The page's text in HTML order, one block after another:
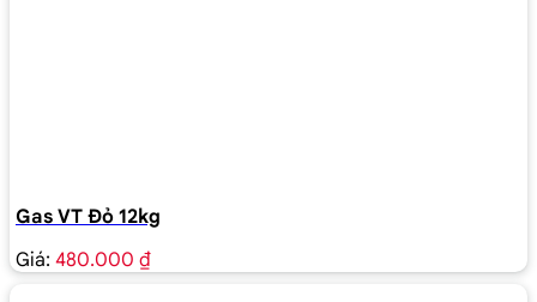
Gas VT Đỏ 12kg
Giá: 480.000 ₫